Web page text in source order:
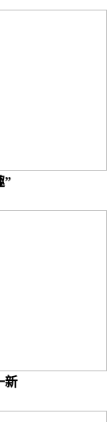
”
新